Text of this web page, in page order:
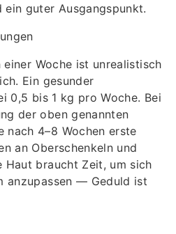
ein guter Ausgangspunkt.
Woche ist unrealistisch
Ein gesunder
0,5 bis 1 kg pro Woche. Bei
der oben genannten
nach 4–8 Wochen erste
an Oberschenkeln und
Haut braucht Zeit, um sich
anzupassen — Geduld ist